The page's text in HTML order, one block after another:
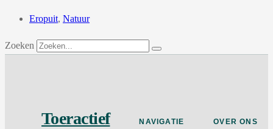
Eropuit, Natuur
Zoeken
Toeractief NAVIGATIE OVER ONS